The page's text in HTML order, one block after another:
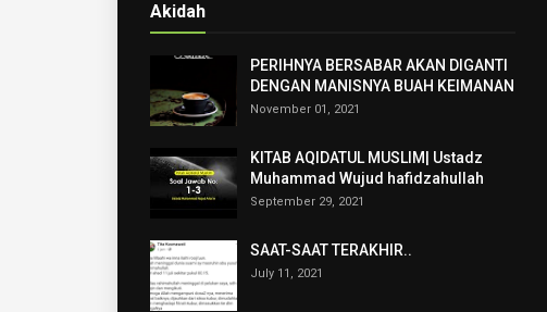
Akidah
PERIHNYA BERSABAR AKAN DIGANTI
DENGAN MANISNYA BUAH KEIMANAN
November 01, 2021
KITAB AQIDATUL MUSLIM| Ustadz
Muhammad Wujud hafidzahullah
September 29, 2021
SAAT-SAAT TERAKHIR..
July 11, 2021